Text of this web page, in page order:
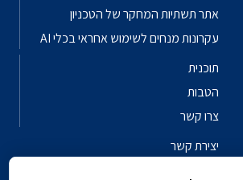
אתר תשתיות המחקר של הטכניון
עקרונות מנחים לשימוש אחראי בכלי AI
תוכנית
הטבות
צרו קשר
יצירת קשר